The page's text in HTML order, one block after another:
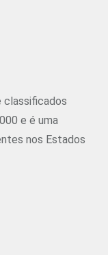
classificados
e é uma
nos Estados